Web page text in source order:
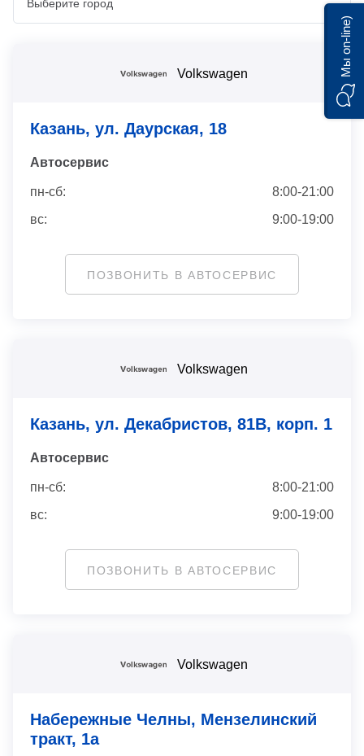
Volkswagen
Казань, ул. Даурская, 18
Автосервис
пн-сб:
8:00-21:00
вс:
9:00-19:00
ПОЗВОНИТЬ В АВТОСЕРВИС
Volkswagen
Казань, ул. Декабристов, 81В, корп. 1
Автосервис
пн-сб:
8:00-21:00
вс:
9:00-19:00
ПОЗВОНИТЬ В АВТОСЕРВИС
Volkswagen
Набережные Челны, Мензелинский
тракт, 1а
Мы on-line)